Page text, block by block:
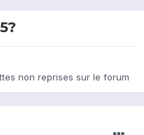
non reprises sur le forum